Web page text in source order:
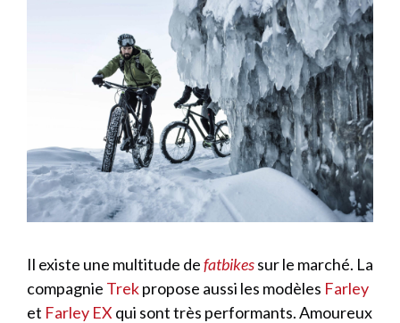
Il existe une multitude defatbikessur le marché. La
compagnie Trekpropose aussi les modèles Farley
et Farley EX qui sont très performants. Amoureux